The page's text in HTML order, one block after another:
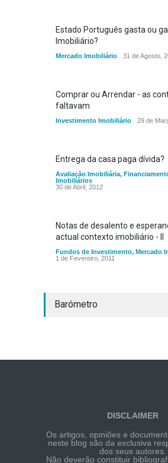
Estado Português gasta ou
Imobiliário?
Mercado Imobiliário 31 de Agosto,
Comprar ou Arrendar - as
faltavam
Investimento Imobiliário 29 de
Entrega da casa paga dívida?
Avaliação Imobiliária,
Imobiliários
30 de Abril, 2012
Notas de desalento e
actual contexto imobiliário - II
Fundos de Investimento, Mercado
1 de Fevereiro, 2011
Barómetro
DISCLAIMER
Os artigos, opiniões e
neste blog são da exclusiva
dos seus autores.
Não deverão constituir